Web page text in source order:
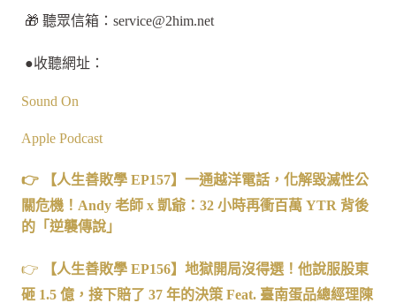
🎁 聽眾信箱： service@2him.net
●收聽網址：
Sound On
Apple Podcast
👉 【人生善敗學 EP157】一通越洋電話，化解毀滅性公
關危機！Andy 老師 x 凱爺：32 小時再衝百萬 YTR 背後
的「逆襲傳說」
👉 【人生善敗學 EP156】地獄開局沒得選！他說服股東
砸 1.5 億，接下賠了 37 年的決策 Feat. 臺南蛋品總經理陳